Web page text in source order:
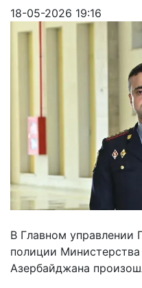
18-05-2026 19:16
В Главном управлении
полиции
Азербайджана